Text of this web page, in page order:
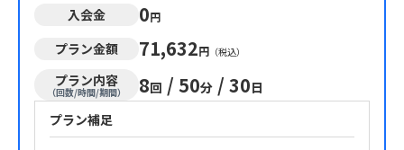
入会金 0円
プラン金額 71,632円 （税込）
プラン内容
（回数/時間/期間） 8回 / 50分 / 30日
プラン補足